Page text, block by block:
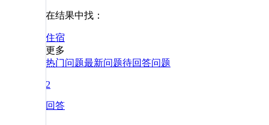
在结果中找：
住宿
更多
热门问题最新问题待回答问题
2
回答